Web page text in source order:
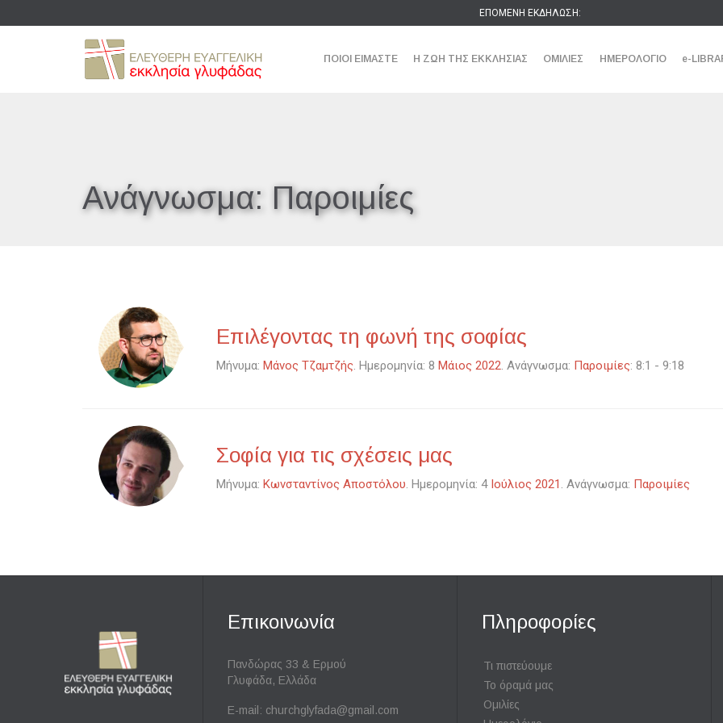
ΕΠΟΜΕΝΗ ΕΚΔΗΛΩΣΗ:
ΠΟΙΟΙ ΕΙΜΑΣΤΕ Η ΖΩΗ ΤΗΣ ΕΚΚΛΗΣΙΑΣ ΟΜΙΛΙΕΣ ΗΜΕΡΟΛΟΓΙΟ e-
Ανάγνωσμα: Παροιμίες
Επιλέγοντας τη φωνή της σοφίας
Μήνυμα: Μάνος Τζαμτζής. Ημερομηνία: 8 Μάιος 2022. Ανάγνωσμα: Παροιμίες: 8:1 - 9:18
Σοφία για τις σχέσεις μας
Μήνυμα: Κωνσταντίνος Αποστόλου. Ημερομηνία: 4 Ιούλιος 2021 . Ανάγνωσμα: Παροιμίες
Επικοινωνία
Πανδώρας 33 & Ερμού
Γλυφάδα, Ελλάδα
E-mail: churchglyfada@gmail.com
Πληροφορίες
Τι πιστεύουμε
Το όραμά μας
Ομιλίες